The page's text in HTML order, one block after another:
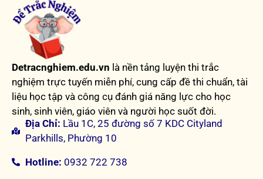
Detracnghiem.edu.vn là nền tảng luyện thi trắc
nghiệm trực tuyến miễn phí, cung cấp đề thi chuẩn, tài
liệu học tập và công cụ đánh giá năng lực cho học
sinh, sinh viên, giáo viên và người học suốt đời.
Địa Chỉ: Lầu 1C, 25 đường số 7 KDC Cityland
Parkhills, Phường 10
Hotline: 0932 722 738